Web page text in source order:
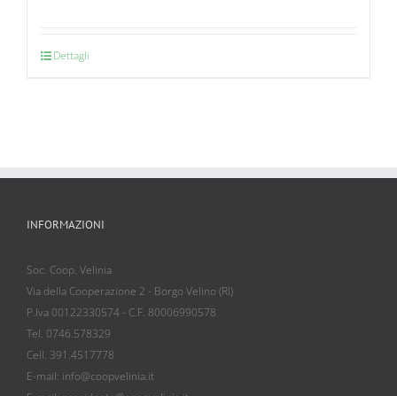
Dettagli
INFORMAZIONI
Soc. Coop. Velinia
Via della Cooperazione 2 - Borgo Velino (RI)
P.Iva 00122330574 - C.F. 80006990578
Tel. 0746.578329
Cell. 391.4517778
E-mail: info@coopvelinia.it